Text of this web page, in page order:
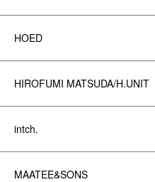
HOED
HIROFUMI MATSUDA/H.UNIT
intch.
MAATEE&SONS